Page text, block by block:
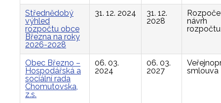
Střednědobý
výhled
rozpočtu obce
Března na roky
2026-2028
31. 12. 2024
31. 12.
2028
návrh
rozpočtu
Obec Březno –
Hospodářská a
sociální rada
Chomutovska,
z.s.
06. 03.
2024
06. 03.
2027
smlouva